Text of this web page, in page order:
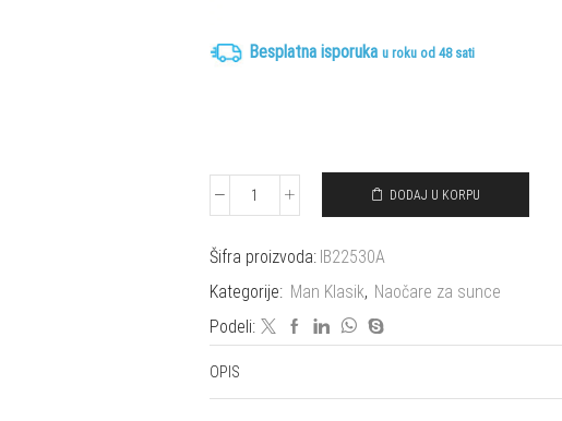
Besplatna isporuka u roku od 48 sati
Naočare
sunce
IB22530A
količina
DODAJ U KORPU
Šifra proizvoda: IB22530A
Kategorije: Man Klasik, Naočare za sunce
Podeli:
OPIS